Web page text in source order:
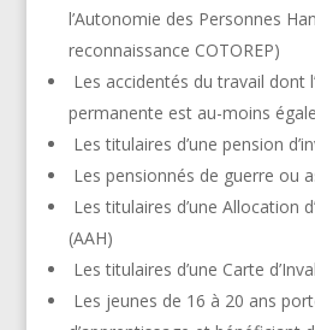
l’Autonomie des Personnes
reconnaissance COTOREP)
Les accidentés du travail dont
permanente est au-moins
Les titulaires d’une pension
Les pensionnés de guerre ou
Les titulaires d’une Allocation
(AAH)
Les titulaires d’une Carte
Les jeunes de 16 à 20 ans